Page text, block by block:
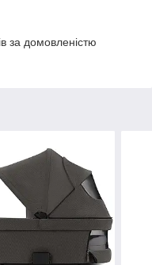
за домовленістю